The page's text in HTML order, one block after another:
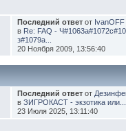
Последний ответот IvanOFF
в Re: FAQ -
з#1079а...
20 Ноября 2009, 13:56:40
Последний ответот
в ЗИГРОКАСТ - экзотика или...
23 Июля 2025, 13:11:40